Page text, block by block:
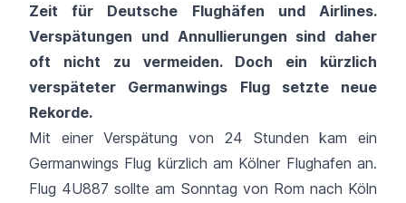
Zeit für Deutsche Flughäfen und Airlines.
Verspätungen und Annullierungen sind daher
oft nicht zu vermeiden. Doch ein kürzlich
verspäteter Germanwings Flugsetzte neue
Rekorde.
Mit einer Verspätung von 24 Stunden kam ein
Germanwings Flug kürzlich am Kölner Flughafen an.
Flug 4U887 sollte am Sonntag von Rom nach Köln